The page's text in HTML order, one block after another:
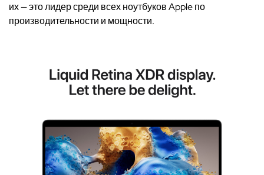
их — это лидер среди всех ноутбуков Apple по
производительности и мощности.